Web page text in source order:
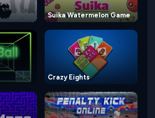
Suika Watermelon Game
Crazy Eights